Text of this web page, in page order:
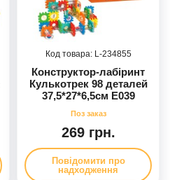
234855
Конструктор-лабіринт
Кулькотрек 98 деталей
37,5*27*6,5см E039
269 грн.
Повідомити про
надходження